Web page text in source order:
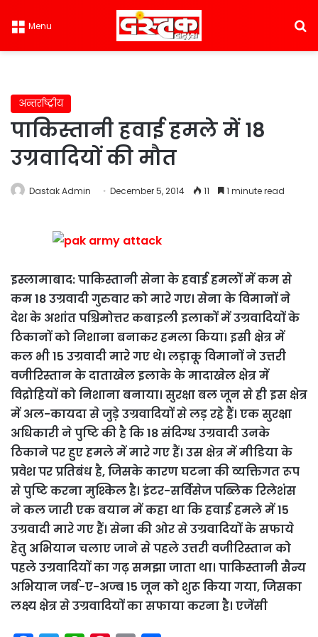
Menu
अन्तर्राष्ट्रीय
पाकिस्तानी हवाई हमले में 18
उग्रवादियों की मौत
Dastak Admin December 5, 2014 11 1 minute read
इस्लामाबाद: पाकिस्तानी सेना के हवाई हमलों में कम से
कम 18 उग्रवादी गुरुवार को मारे गए। सेना के विमानों ने
देश के अशांत पश्चिमोत्तर कबाइली इलाकों में उग्रवादियों के
ठिकानों को निशाना बनाकर हमला किया। इसी क्षेत्र में
कल भी 15 उग्रवादी मारे गए थे। लड़ाकू विमानों ने उत्तरी
वजीरिस्तान के दाताखेल इलाके के मादाखेल क्षेत्र में
विद्रोहियों को निशाना बनाया। सुरक्षा बल जून से ही इस क्षेत्र
में अल-कायदा से जुड़े उग्रवादियों से लड़ रहे हैं। एक सुरक्षा
अधिकारी ने पुष्टि की है कि 18 संदिग्ध उग्रवादी उनके
ठिकाने पर हुए हमले में मारे गए हैं। उस क्षेत्र में मीडिया के
प्रवेश पर प्रतिबंध है, जिसके कारण घटना की व्यक्तिगत रूप
से पुष्टि करना मुश्किल है। इंटर-सर्विसेज पब्लिक रिलेशंस
ने कल जारी एक बयान में कहा था कि हवाई हमले में 15
उग्रवादी मारे गए हैं। सेना की ओर से उग्रवादियों के सफाये
हेतु अभियान चलाए जाने से पहले उत्तरी वजीरिस्तान को
पहले उग्रवादियों का गढ़ समझा जाता था। पाकिस्तानी सैन्य
अभियान जर्ब-ए-अज्ब 15 जून को शुरू किया गया, जिसका
लक्ष्य क्षेत्र से उग्रवादियों का सफाया करना है। एजेंसी